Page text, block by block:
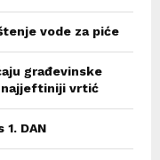
vode za piće
građevinske
najjeftiniji vrtić
DAN